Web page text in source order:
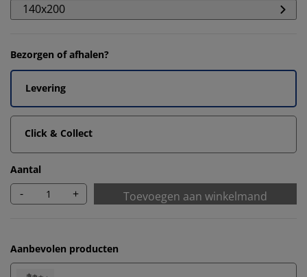
140x200
Bezorgen of afhalen?
Levering
Click & Collect
Aantal
- + Toevoegen aan winkelmand
Aanbevolen producten